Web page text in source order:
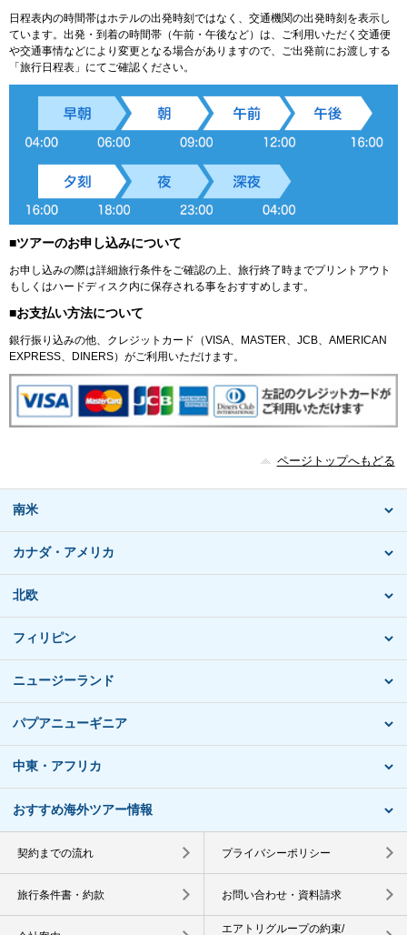
日程表内の時間帯はホテルの出発時刻ではなく、交通機関の出発時刻を表示し
ています。出発・到着の時間帯（午前・午後など）は、ご利用いただく交通便
や交通事情などにより変更となる場合がありますので、ご出発前にお渡しする
「旅行日程表」にてご確認ください。
■ツアーのお申し込みについて
お申し込みの際は詳細旅行条件をご確認の上、旅行終了時までプリントアウト
もしくはハードディスク内に保存される事をおすすめします。
■お支払い方法について
銀行振り込みの他、クレジットカード（VISA、MASTER、JCB、AMERICAN
EXPRESS、DINERS）がご利用いただけます。
ページトップへもどる
南米
カナダ・アメリカ
北欧
フィリピン
ニュージーランド
パプアニューギニア
中東・アフリカ
おすすめ海外ツアー情報
契約までの流れ プライバシーポリシー
旅行条件書・約款 お問い合わせ・資料請求
エアトリグループの約束/